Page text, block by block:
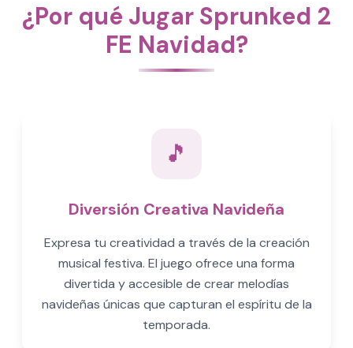
¿Por qué Jugar Sprunked 2
FE Navidad?
🎵
Diversión Creativa Navideña
Expresa tu creatividad a través de la creación
musical festiva. El juego ofrece una forma
divertida y accesible de crear melodías
navideñas únicas que capturan el espíritu de la
temporada.